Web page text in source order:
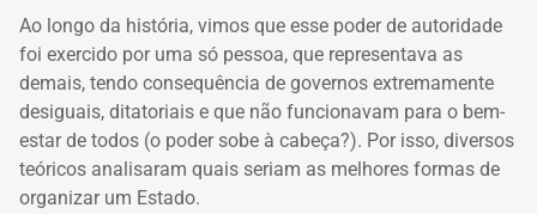
Ao longo da história, vimos que esse poder de autoridade
foi exercido por uma só pessoa, que representava as
demais, tendo consequência de governos extremamente
desiguais, ditatoriais e que não funcionavam para o bem-
estarde todos (o poder sobe à cabeça?). Por isso, diversos
teóricos analisaram quais seriam as melhores formas de
organizar um Estado.